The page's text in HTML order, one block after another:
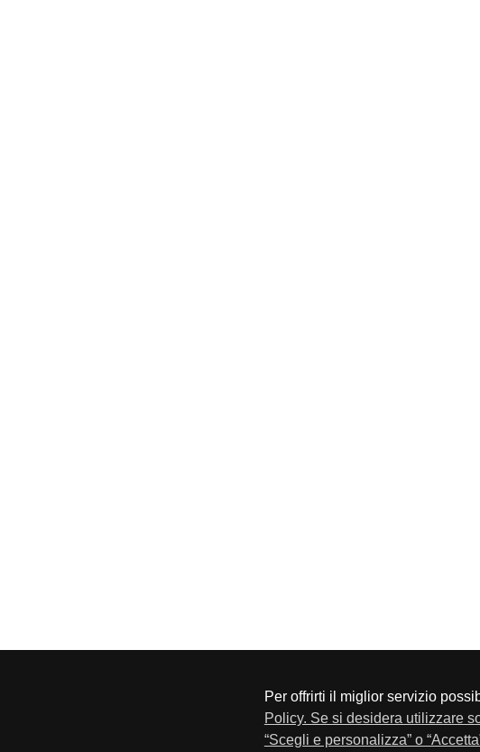
Per offrirti il miglior servizio
Policy. Se si desidera utilizzare
“Scegli e personalizza” o
Via F.Lippi, 30 25134 Brescia P.Iva